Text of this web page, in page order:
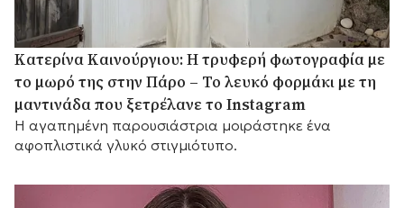
Κατερίνα Καινούργιου: Η τρυφερή φωτογραφία με
το μωρό της στην Πάρο – Το λευκό φορμάκι με τη
μαντινάδα που ξετρέλανε το Instagram
Η αγαπημένη παρουσιάστρια μοιράστηκε ένα
αφοπλιστικά γλυκό στιγμιότυπο.